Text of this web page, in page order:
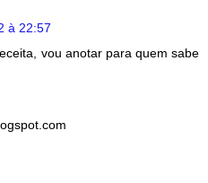
à 22:57
vou anotar para quem sabe